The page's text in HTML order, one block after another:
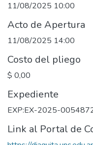
11/08/2025 10:00
Acto de Apertura
11/08/2025 14:00
Costo del pliego
$ 0,00
Expediente
EXP:EX-2025-
Link al Portal de